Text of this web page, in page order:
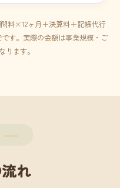
料×12ヶ月＋決算料＋記帳代行
す。実際の金額は事業規模・ご
ります。
れ